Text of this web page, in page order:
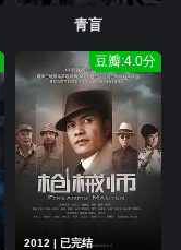
青盲
2012 | 已完结
豆瓣:4.0分